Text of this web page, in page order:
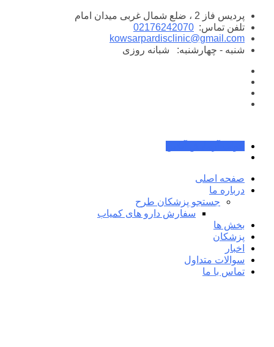
پرش
محتوا
پردیس فاز 2 ، ضلع شمال غربی میدان امام
تلفن تماس: 02176242070
kowsarpardisclinic@gmail.com
شنبه - چهارشنبه:
شبانه روزی
صفحه اصلی
درباره ما
جستجو پزشکان طرح
سفارش دارو های کمیاب
بخش ها
پزشکان
اخبار
سوالات متداول
تماس با ما